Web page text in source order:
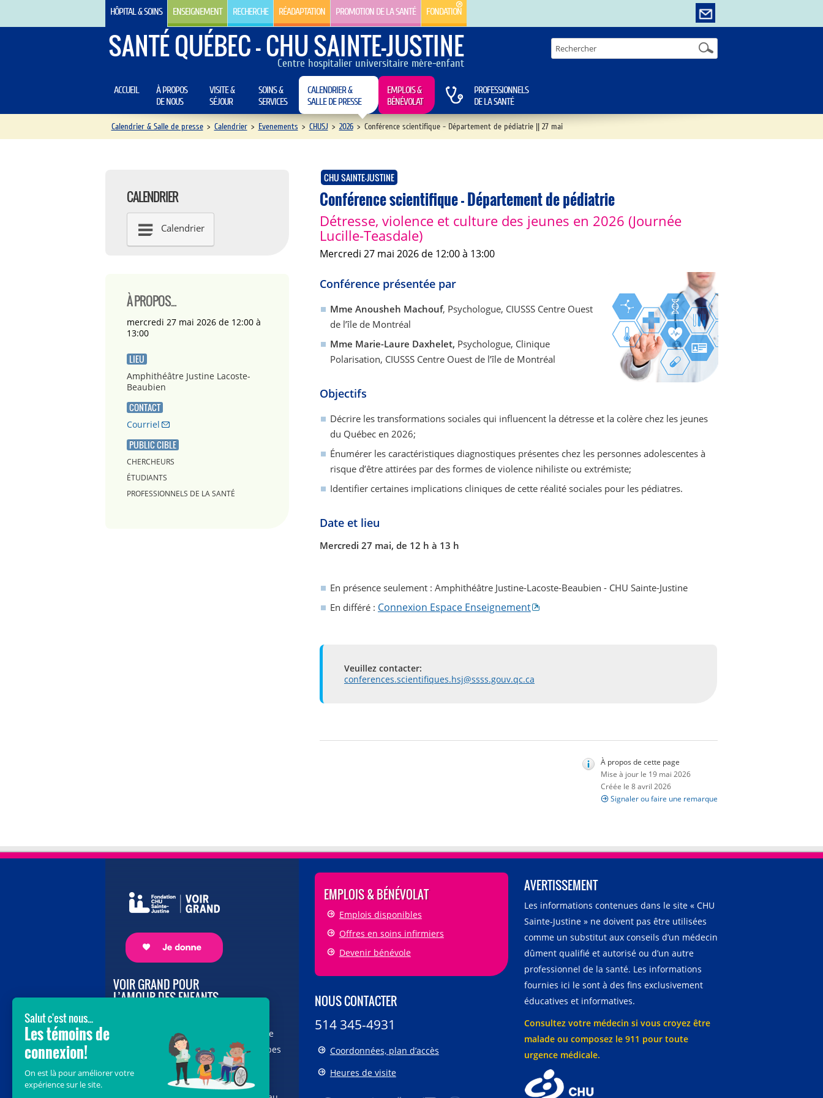
HÔPITAL & SOINS ENSEIGNEMENT RECHERCHE RÉADAPTATION PROMOTION DE LA SANTÉ FONDATION
SANTÉ QUÉBEC - CHU SAINTE-JUSTINE
Centre hospitalier universitaire mère-enfant
ACCUEIL
À PROPOS
DE NOUS
VISITE &
SÉJOUR
SOINS &
SERVICES
CALENDRIER &
SALLE DE PRESSE
EMPLOIS &
BÉNÉVOLAT
PROFESSIONNELS
DE LA SANTÉ
Calendrier & Salle de presse > Calendrier > Evenements > CHUSJ > 2026 > Conférence scientifique - Département de pédiatrie || 27 mai
CALENDRIER
Calendrier
À PROPOS...
mercredi 27 mai 2026 de 12:00 à
13:00
LIEU
Amphithéâtre Justine Lacoste-
Beaubien
CONTACT
Courriel
PUBLIC CIBLE
CHERCHEURS
ÉTUDIANTS
PROFESSIONNELS DE LA SANTÉ
CHU SAINTE-JUSTINE
Conférence scientifique - Département de pédiatrie
Détresse, violence et culture des jeunes en 2026 (Journée
Lucille-Teasdale)
mercredi 27 mai 2026 de 12:00 à 13:00
Conférence présentée par
Mme Anousheh Machouf, Psychologue, CIUSSS Centre Ouest
de l’île de Montréal
Mme Marie-Laure Daxhelet, Psychologue, Clinique
Polarisation, CIUSSS Centre Ouest de l’île de Montréal
Objectifs
Décrire les transformations sociales qui influencent la détresse et la colère chez les jeunes
du Québec en 2026;
Énumérer les caractéristiques diagnostiques présentes chez les personnes adolescentes à
risque d’être attirées par des formes de violence nihiliste ou extrémiste;
Identifier certaines implications cliniques de cette réalité sociales pour les pédiatres.
Date et lieu
Mercredi 27 mai, de 12 h à 13 h
En présence seulement : Amphithéâtre Justine-Lacoste-Beaubien - CHU Sainte-Justine
En différé : Connexion Espace Enseignement
Veuillez contacter:
conferences.scientifiques.hsj@ssss.gouv.qc.ca
À propos de cette page
Mise à jour le 19 mai 2026
Créée le 8 avril 2026
Signaler ou faire une remarque
VOIR GRAND POUR
L’AMOUR DES ENFANTS
vous au cœur de la campagne majeure
Voir Grand, nous conduisons les équipes
soignantes vers les opportunités de la
science et des nouvelles technologies
EMPLOIS & BÉNÉVOLAT
Emplois disponibles
Offres en soins infirmiers
Devenir bénévole
NOUS CONTACTER
514 345-4931
Coordonnées, plan d’accès
Heures de visite
AVERTISSEMENT
Les informations contenues dans le site « CHU
Sainte-Justine » ne doivent pas être utilisées
comme un substitut aux conseils d’un médecin
dûment qualifié et autorisé ou d’un autre
professionnel de la santé. Les informations
fournies ici le sont à des fins exclusivement
éducatives et informatives.
Consultez votre médecin si vous croyez être
malade ou composez le 911 pour toute
urgence médicale.